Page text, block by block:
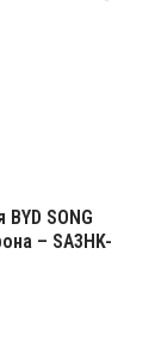
SONG
– SA3HK-